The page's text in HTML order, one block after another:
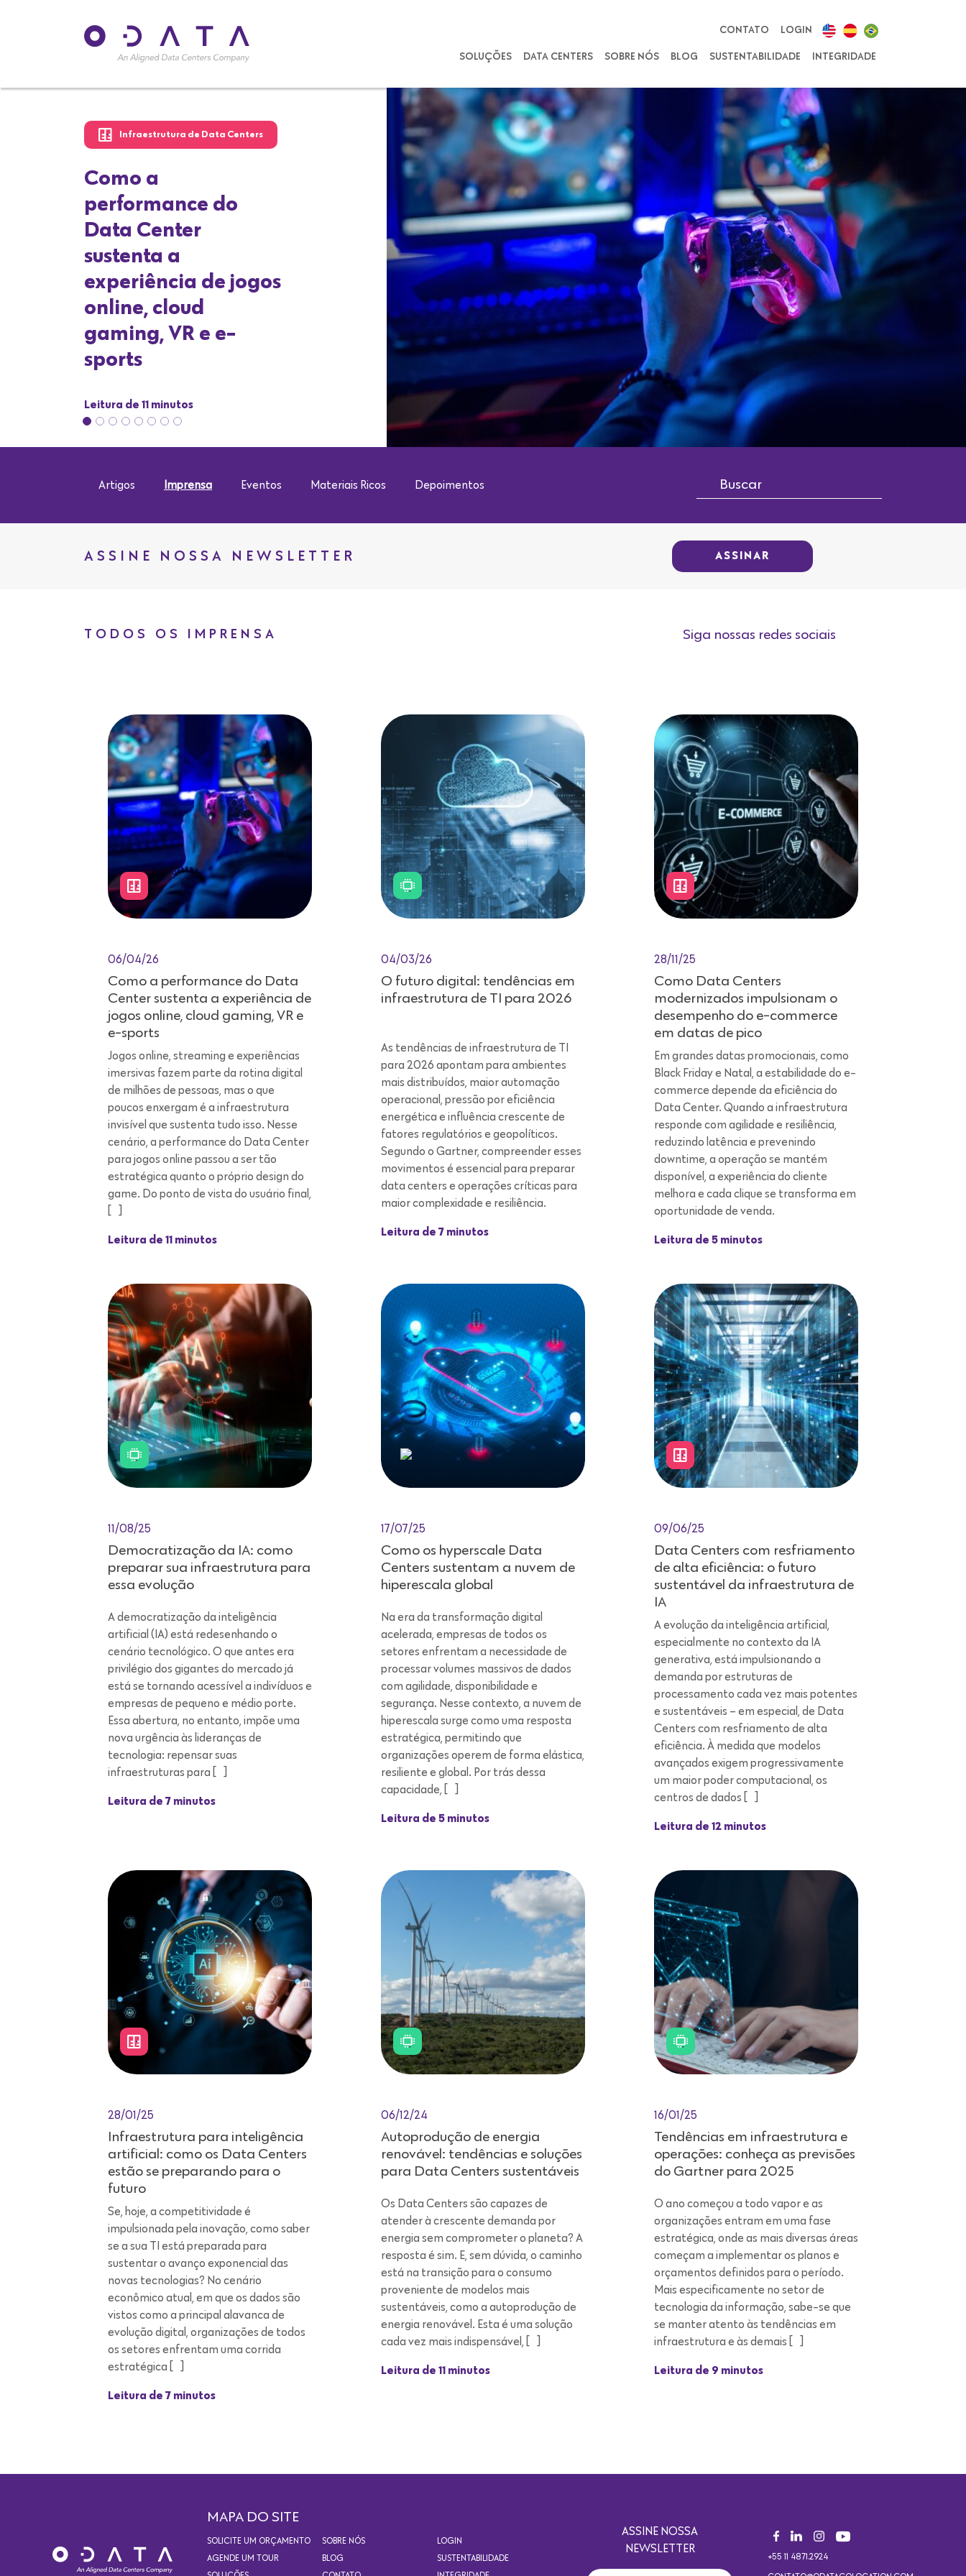
CONTATO LOGIN
SOLUÇÕES DATA CENTERS SOBRE NÓS BLOG SUSTENTABILIDADE INTEGRIDADE
O futuro digital:
tendências em
infraestrutura de TI
para 2026
Leitura de 7 minutos
Artigos Imprensa Depoimentos
TODOS OS IMPRENSA Siga nossas redes sociais
06/04/26
Como a performance do Data
Center sustenta a experiência de
e-sports
Jogos online, streaming e experiências
imersivas fazem parte da rotina digital
de milhões de pessoas, mas o que
poucos enxergam é a infraestrutura
invisível que sustenta tudo isso. Nesse
cenário, a performance do Data Center
para jogos online passou a ser tão
estratégica quanto o próprio design do
game. Do ponto de vista do usuário final,
[…]
Leitura de 11 minutos
04/03/26
O futuro digital: tendências em
infraestrutura de TI para 2026
As tendências de infraestrutura de TI
para 2026 apontam para ambientes
mais distribuídos, maior automação
fatores regulatórios e geopolíticos.
Segundo o Gartner, compreender esses
movimentos é essencial para preparar
data centers e operações críticas para
maior complexidade e resiliência.
Leitura de 7 minutos
28/11/25
Como Data Centers
modernizados impulsionam o
em datas de pico
Em grandes datas promocionais, como
Black Friday e Natal, a estabilidade do e-
commerce depende da eficiência do
Data Center. Quando a infraestrutura
responde com agilidade e resiliência,
reduzindo latência e prevenindo
downtime, a operação se mantém
disponível, a experiência do cliente
melhora e cada clique se transforma em
oportunidade de venda.
Leitura de 5 minutos
11/08/25
Democratização da IA: como
preparar sua infraestrutura para
A democratização da inteligência
artificial (IA) está redesenhando o
cenário tecnológico. O que antes era
privilégio dos gigantes do mercado já
empresas de pequeno e médio porte.
Essa abertura, no entanto, impõe uma
nova urgência às lideranças de
tecnologia: repensar suas
infraestruturas para […]
Leitura de 7 minutos
17/07/25
Como os hyperscale Data
Centers sustentam a nuvem de
Na era da transformação digital
acelerada, empresas de todos os
setores enfrentam a necessidade de
processar volumes massivos de dados
segurança. Nesse contexto, a nuvem de
hiperescala surge como uma resposta
estratégica, permitindo que
organizações operem de forma elástica,
resiliente e global. Por trás dessa
capacidade, […]
Leitura de 5 minutos
09/06/25
Data Centers com resfriamento
de alta eficiência: o futuro
A evolução da inteligência artificial,
especialmente no contexto da IA
generativa, está impulsionando a
demanda por estruturas de
e sustentáveis – em especial, de Data
Centers com resfriamento de alta
eficiência. À medida que modelos
avançados exigem progressivamente
um maior poder computacional, os
centros de dados […]
Leitura de 12 minutos
28/01/25
Infraestrutura para inteligência
artificial: como os Data Centers
futuro
Se, hoje, a competitividade é
impulsionada pela inovação, como saber
se a sua TI está preparada para
sustentar o avanço exponencial das
econômico atual, em que os dados são
vistos como a principal alavanca de
evolução digital, organizações de todos
os setores enfrentam uma corrida
estratégica […]
Leitura de 7 minutos
06/12/24
Autoprodução de energia
renovável: tendências e soluções
Os Data Centers são capazes de
atender à crescente demanda por
energia sem comprometer o planeta? A
resposta é sim. E, sem dúvida, o caminho
proveniente de modelos mais
sustentáveis, como a autoprodução de
energia renovável. Esta é uma solução
cada vez mais indispensável, […]
Leitura de 11 minutos
16/01/25
Tendências em infraestrutura e
operações: conheça as previsões
O ano começou a todo vapor e as
organizações entram em uma fase
estratégica, onde as mais diversas áreas
começam a implementar os planos e
Mais especificamente no setor de
tecnologia da informação, sabe-se que
se manter atento às tendências em
infraestrutura e às demais […]
Leitura de 9 minutos
AGENDE UM TOUR
DATA CENTERS
BLOG
SUSTENTABILIDADE
+55 11 4871.2924
Copyright 2021. Todos os direitos reservados. Design por Eólica.